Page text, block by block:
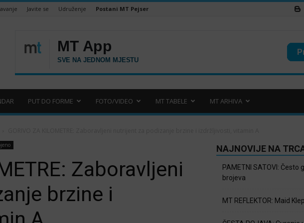
Javite se Udruženje Postani MT Pejser
PUT DO FORME FOTO/VIDEO MT TABELE MT ARHIVA
Zaboravljeni
brzine i
NAJNOVIJE NA
PAMETNI SATOVI:
brojeva
MT REFLEKTOR: Maid